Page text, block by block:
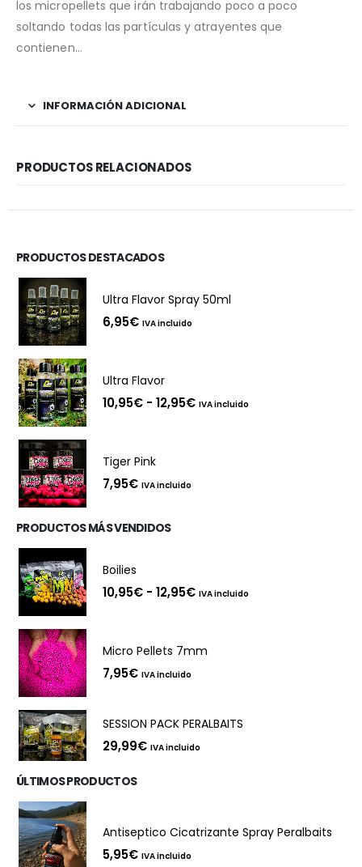
los micropellets que irán trabajando poco a poco
soltando todas las partículas y atrayentes que
contienen…
INFORMACIÓN ADICIONAL
PRODUCTOS RELACIONADOS
PRODUCTOS DESTACADOS
Ultra Flavor Spray 50ml
6,95€ IVA incluido
Ultra Flavor
10,95€ - 12,95€Rango
IVA incluido
Tiger Pink
7,95€ IVA incluido
PRODUCTOS MÁS VENDIDOS
Boilies
10,95€ - 12,95€Rango
hasta
IVA incluido
Micro Pellets 7mm
7,95€ IVA incluido
SESSION PACK PERALBAITS
29,99€ IVA incluido
ÚLTIMOS PRODUCTOS
Antiseptico Cicatrizante Spray Peralbaits
5,95€ IVA incluido